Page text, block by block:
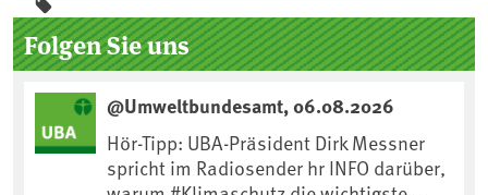
Seitenleiste
Folgen Sie uns
@Umweltbundesamt, 06.08.2026
Hör-Tipp: UBA-Präsident Dirk Messner
spricht im Radiosender hr INFO darüber,